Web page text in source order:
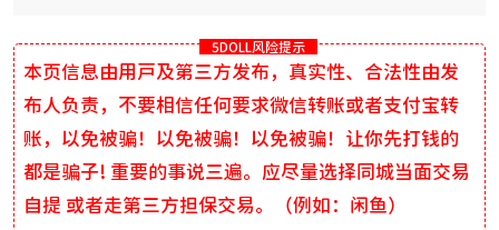
5DOLL风险提示
本页信息由用户及第三方发布，真实性、合法性由发
布人负责，不要相信任何要求微信转账或者支付宝转
账，以免被骗！以免被骗！以免被骗！让你先打钱的
都是骗子! 重要的事说三遍。应尽量选择同城当面交易
自提 或者走第三方担保交易。（例如：闲鱼）